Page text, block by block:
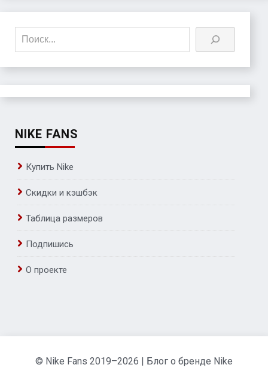
Поиск
NIKE FANS
Купить Nike
Скидки и кэшбэк
Таблица размеров
Подпишись
О проекте
© Nike Fans 2019–2026 | Блог о бренде Nike